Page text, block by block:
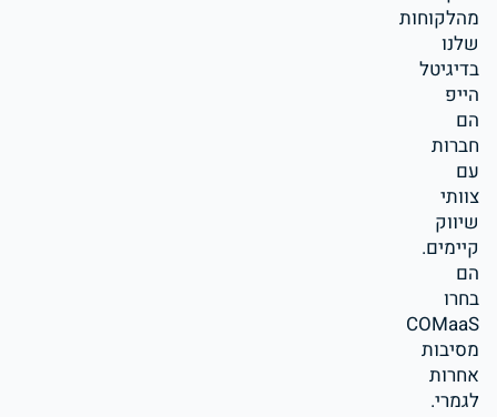
מהלקוחות
שלנו
בדיגיטל
הייפ
הם
חברות
עם
צוותי
שיווק
קיימים.
הם
בחרו
COMaaS
מסיבות
אחרות
לגמרי.